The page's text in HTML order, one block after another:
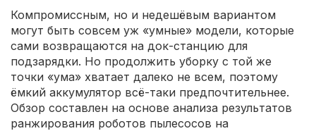
Компромиссным, но и недешёвым вариантом
могут быть совсем уж «умные» модели, которые
сами возвращаются на док-станцию для
подзарядки. Но продолжить уборку с той же
точки «ума» хватает далеко не всем, поэтому
ёмкий аккумулятор всё-таки предпочтительнее.
Обзор составлен на основе анализа результатов
ранжирования роботов пылесосов на